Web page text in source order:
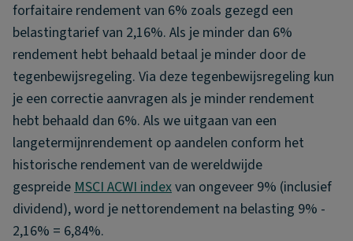
forfaitaire rendement van 6% zoals gezegd een
belastingtarief van 2,16%. Als je minder dan 6%
rendement hebt behaald betaal je minder door de
tegenbewijsregeling. Via deze tegenbewijsregeling kun
je een correctie aanvragen als je minder rendement
hebt behaald dan 6%. Als we uitgaan van een
langetermijnrendement op aandelen conform het
historische rendement van de wereldwijde
gespreideMSCI ACWI indexvan ongeveer 9% (inclusief
dividend), word je nettorendement na belasting 9% -
2,16% = 6,84%.